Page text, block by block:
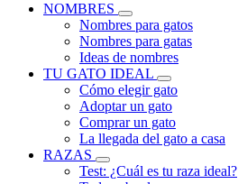
NOMBRES
Nombres para gatos
Nombres para gatas
Ideas de nombres
TU GATO IDEAL
Cómo elegir gato
Adoptar un gato
Comprar un gato
La llegada del gato a casa
RAZAS
Test: ¿Cuál es tu raza ideal?